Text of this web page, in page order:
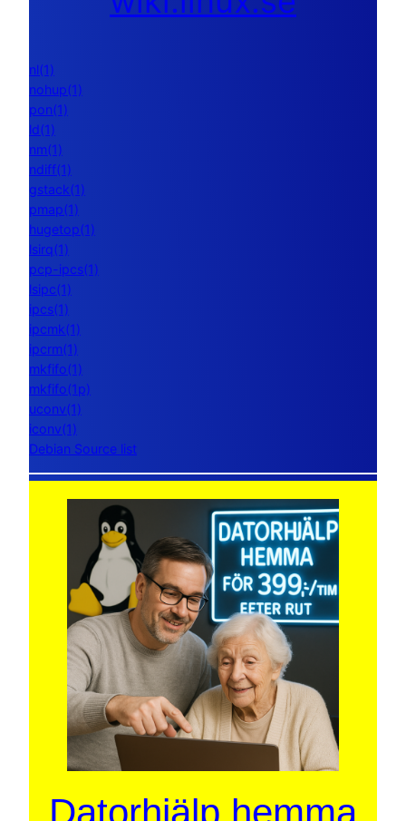
nl(1)
nohup(1)
pon(1)
ld(1)
nm(1)
ndiff(1)
gstack(1)
pmap(1)
hugetop(1)
lsirq(1)
pcp-ipcs(1)
lsipc(1)
ipcs(1)
ipcmk(1)
ipcrm(1)
mkfifo(1)
mkfifo(1p)
uconv(1)
iconv(1)
Debian Source list
Datorhjälp hemma